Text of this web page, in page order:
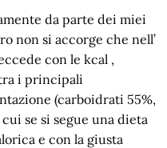
da parte dei miei
non si accorge che nell’
con le kcal ,
i principali
(carboidrati 55%,
se si segue una dieta
e con la giusta